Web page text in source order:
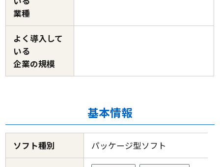
業種
よく導入して
いる
企業の規模
基本情報
ソフト種別 パッケージ型ソフト